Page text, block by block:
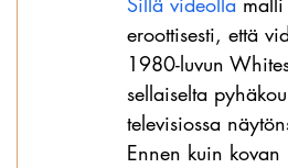
eroottisesti, että
1980-luvun
sellaiselta
televisiossa
Ennen kuin